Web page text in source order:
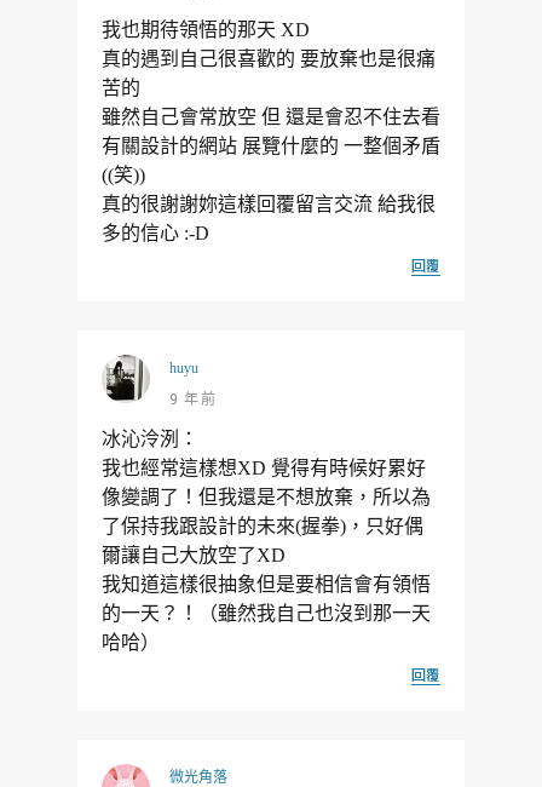
我也期待領悟的那天 XD
真的遇到自己很喜歡的 要放棄也是很痛
苦的
雖然自己會常放空 但 還是會忍不住去看
有關設計的網站 展覽什麼的 一整個矛盾
((笑))
真的很謝謝妳這樣回覆留言交流 給我很
多的信心 :-D
回覆
huyu
9 年前
冰沁泠洌：
我也經常這樣想XD 覺得有時候好累好
像變調了！但我還是不想放棄，所以為
了保持我跟設計的未來(握拳)，只好偶
爾讓自己大放空了XD
我知道這樣很抽象但是要相信會有領悟
的一天？！（雖然我自己也沒到那一天
哈哈）
回覆
微光角落